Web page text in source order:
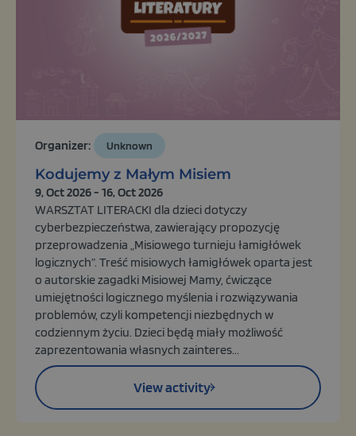
Organizer: Unknown
Kodujemy z Małym Misiem
9, Oct 2026 - 16, Oct 2026
WARSZTAT LITERACKI dla dzieci dotyczy
cyberbezpieczeństwa, zawierający propozycję
przeprowadzenia „Misiowego turnieju łamigłówek
logicznych”. Treść misiowych łamigłówek oparta jest
o autorskie zagadki Misiowej Mamy, ćwiczące
umiejętności logicznego myślenia i rozwiązywania
problemów, czyli kompetencji niezbędnych w
codziennym życiu. Dzieci będą miały możliwość
zaprezentowania własnych zainteres...
View activity